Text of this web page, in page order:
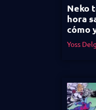
Neko
hora
cómo
Yoss